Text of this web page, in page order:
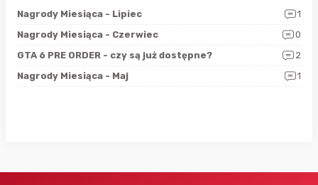
Nagrody Miesiąca - Lipiec
1
Nagrody Miesiąca - Czerwiec
0
GTA 6 PRE ORDER - czy są już dostępne?
2
Nagrody Miesiąca - Maj
1